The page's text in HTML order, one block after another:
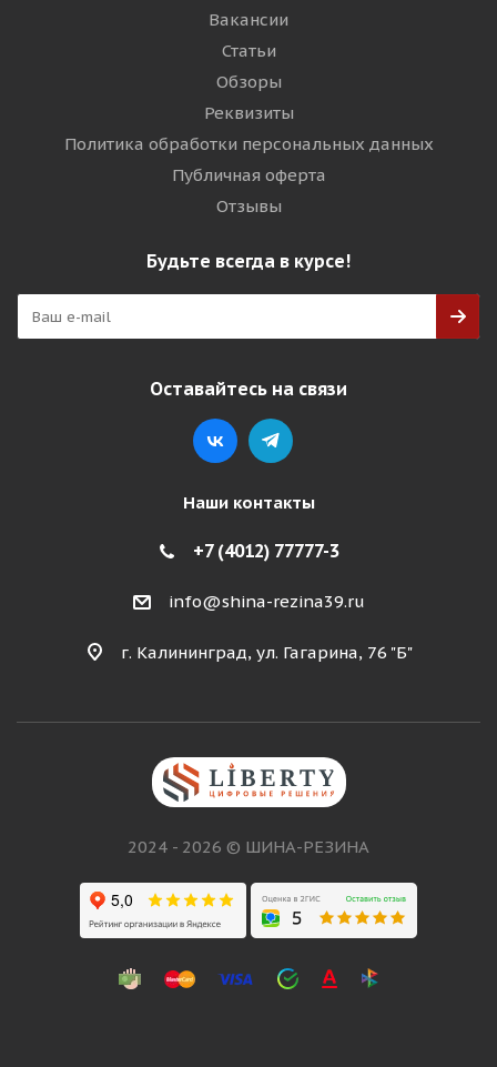
Вакансии
Статьи
Обзоры
Реквизиты
Политика обработки персональных данных
Публичная оферта
Отзывы
Будьте всегда в курсе!
Оставайтесь на связи
Наши контакты
+7 (4012) 77777-3
info@shina-rezina39.ru
г. Калининград, ул. Гагарина, 76 "Б"
2024 - 2026 © ШИНА-РЕЗИНА